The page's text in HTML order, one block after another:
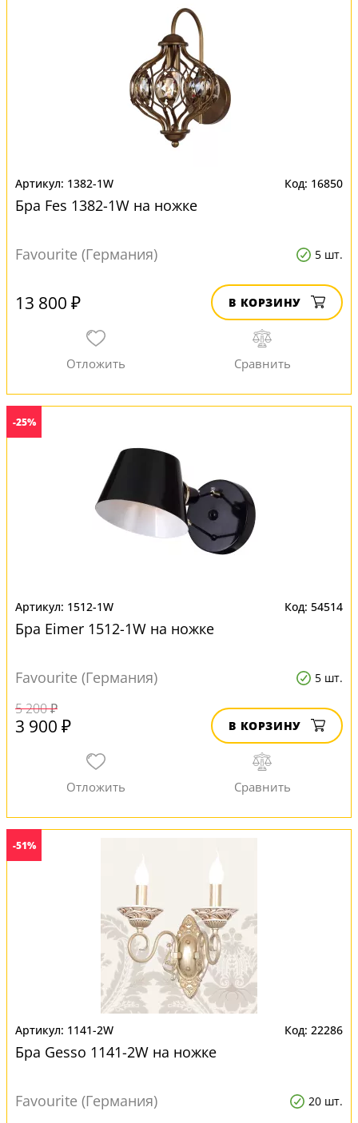
1382-1W 16850
Бра Fes 1382-1W на ножке
Favourite (Германия) 5 шт.
13 800 ₽ В КОРЗИНУ
-25%
1512-1W 54514
Бра Eimer 1512-1W на ножке
Favourite (Германия) 5 шт.
5 200 ₽
3 900 ₽ В КОРЗИНУ
-51%
1141-2W 22286
Бра Gesso 1141-2W на ножке
Favourite (Германия) 20 шт.